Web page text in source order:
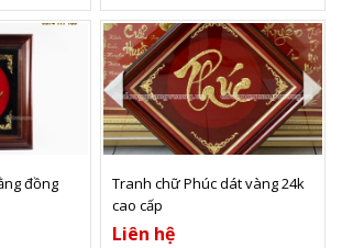
đồng Xem thêm
Tranh chữ Phúc dát vàng 24k
cao cấp
Liên hệ